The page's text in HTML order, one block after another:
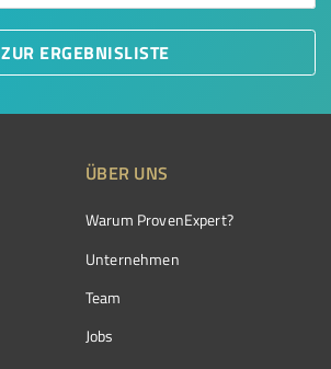
ZUR ERGEBNISLISTE
ÜBER UNS
Warum ProvenExpert?
Unternehmen
Team
Jobs